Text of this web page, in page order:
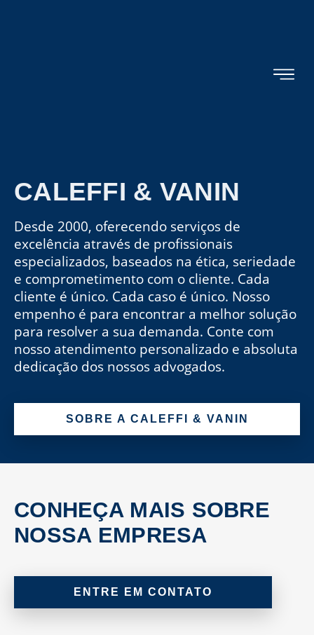
CALEFFI & VANIN
Desde 2000, oferecendo serviços de
excelência através de profissionais
especializados, baseados na ética, seriedade
e comprometimento com o cliente. Cada
cliente é único. Cada caso é único. Nosso
empenho é para encontrar a melhor solução
para resolver a sua demanda. Conte com
nosso atendimento personalizado e absoluta
dedicação dos nossos advogados.
SOBRE A CALEFFI & VANIN
CONHEÇA MAIS SOBRE
NOSSA EMPRESA
ENTRE EM CONTATO